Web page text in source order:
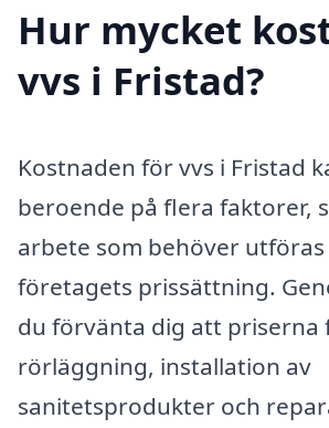
Hur mycket
vvs i Fristad?
Kostnaden för vvs i Fristad
beroende på flera faktorer,
arbete som behöver utföras
företagets prissättning.
du förvänta dig att priserna
rörläggning, installation av
sanitetsprodukter och